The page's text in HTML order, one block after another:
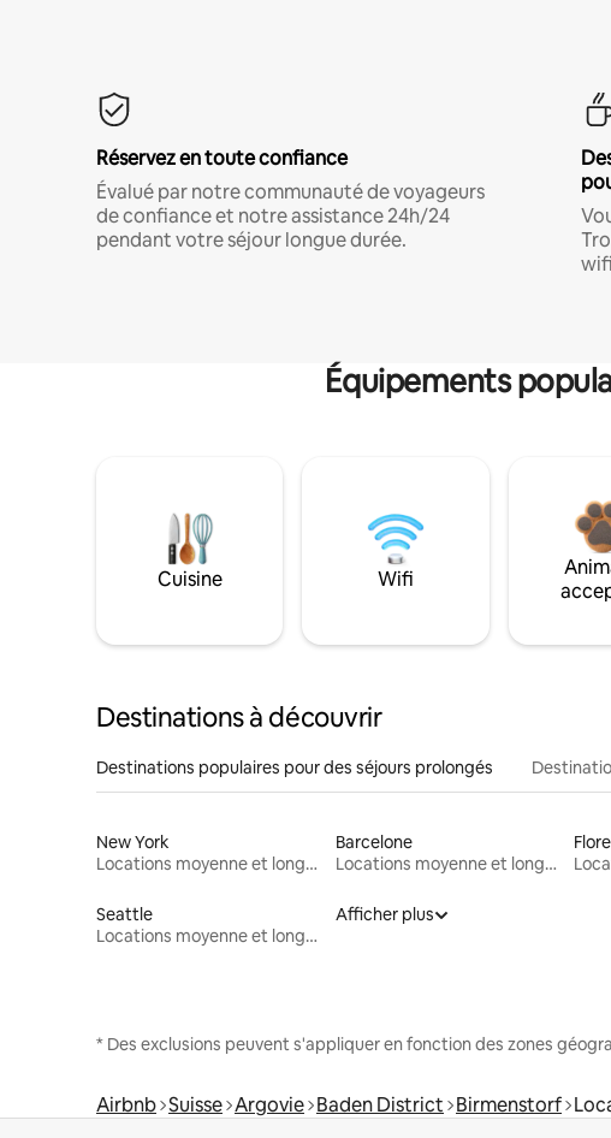
Réservez en toute confiance
Évalué par notre communauté de voyageurs
de confiance et notre assistance 24h/24
pendant votre séjour longue durée.
Équipements
Cuisine Wifi
Destinations à découvrir
Destinations populaires pour des séjours prolongés
New York
Locations moyenne et longue durée
Barcelone
Locations moyenne et longue durée
Seattle
Locations moyenne et longue durée
Afficher plus
* Des exclusions peuvent s'appliquer en fonction des zones
Airbnb Suisse Argovie Baden District Birmenstorf